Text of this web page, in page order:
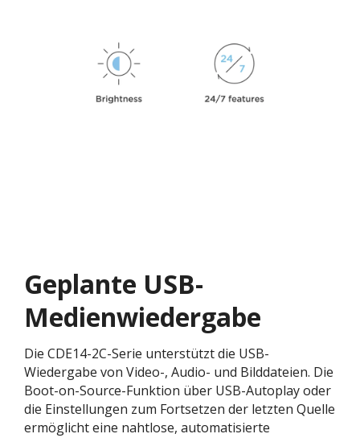
Geplante USB-
Medienwiedergabe
Die CDE14-2C-Serie unterstützt die USB-
Wiedergabe von Video-, Audio- und Bilddateien. Die
Boot-on-Source-Funktion über USB-Autoplay oder
die Einstellungen zum Fortsetzen der letzten Quelle
ermöglicht eine nahtlose, automatisierte